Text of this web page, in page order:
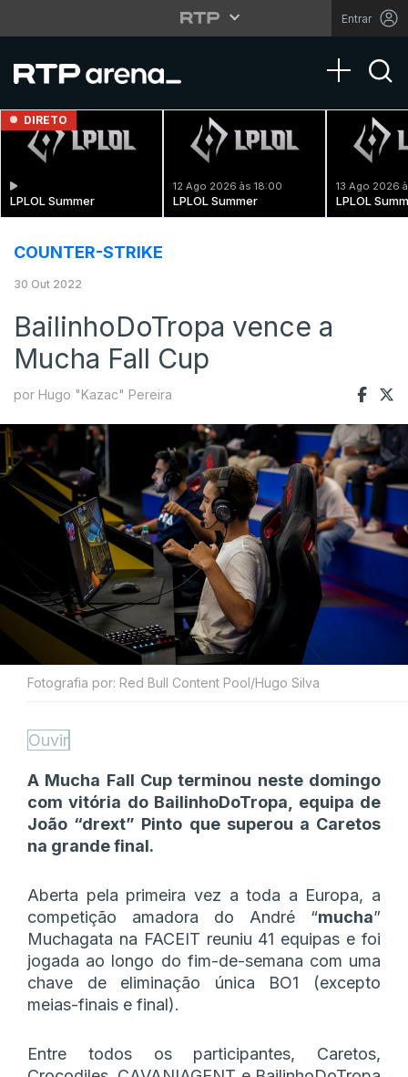
Entrar
Toggle
DIRETO
LPLOL Summer
12 Ago 2026 às 18:00
LPLOL Summer
13 Ago 2026
LPLOL
COUNTER-STRIKE
30 Out 2022
BailinhoDoTropa vence a
Mucha Fall Cup
por Hugo "Kazac" Pereira
Fotografia por: Red Bull Content Pool/Hugo Silva
Ouvir
A Mucha Fall Cup terminou neste domingo
com vitória do BailinhoDoTropa, equipa de
João “drext” Pinto que superou a Caretos
na grande final.
Aberta pela primeira vez a toda a Europa, a
competição amadora do André “mucha”
Muchagata na FACEIT reuniu 41 equipas e foi
jogada ao longo do fim-de-semana com uma
chave de eliminação única BO1 (excepto
meias-finais e final).
Entre todos os participantes, Caretos,